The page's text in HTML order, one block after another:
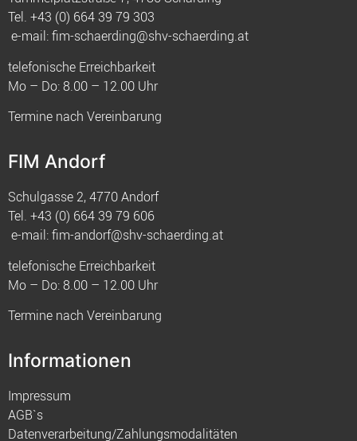
Tel. +43 (0) 664 39 79 303
e-mail:fim-schaerding@shv-schaerding.at
telefonische Erreichbarkeit
Mo – Do: 8.00 – 12.00 Uhr
Termine nach Vereinbarung
FIM Andorf
Schulgasse 2, 4770 Andorf
Tel. +43 (0) 664 39 79 606
e-mail:fim-andorf@shv-schaerding.at
telefonische Erreichbarkeit
Mo – Do: 8.00 – 12.00 Uhr
Termine nach Vereinbarung
Informationen
Impressum
AGB`s
Datenverarbeitung/Zahlungsmodalitäten